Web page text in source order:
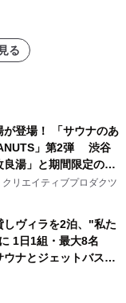
る
が登場！ 「サウナのあ
」第2弾 渋谷
湯」と期間限定のコ
サウナイキタイコラ
定！
リエイティブプロダクツ
しヴィラを2泊、"私た
1日1組・最大8名
ナとジェットバス付
AWAJIの連泊